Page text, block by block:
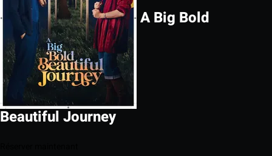
A Big Bold
Beautiful Journey